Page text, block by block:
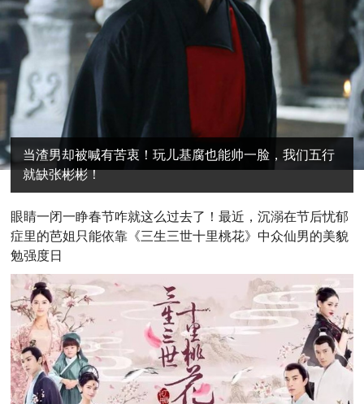
当渣男却被喊有苦衷！玩儿基腐也能帅一脸，我们五行
就缺张彬彬！
眼睛一闭一睁春节咋就这么过去了！最近，沉溺在节后忧郁
症里的芭姐只能依靠《三生三世十里桃花》中众仙男的美貌
勉强度日